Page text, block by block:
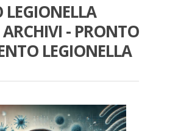
LEGIONELLA
- PRONTO
LEGIONELLA